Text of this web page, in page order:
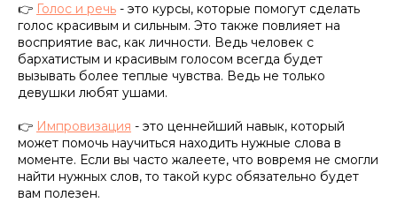
👉 Голос и речь - это курсы, которые помогут сделать
голос красивым и сильным. Это также повлияет на
восприятие вас, как личности. Ведь человек с
бархатистым и красивым голосом всегда будет
вызывать более теплые чувства. Ведь не только
девушки любят ушами.
👉 Импровизация - это ценнейший навык, который
может помочь научиться находить нужные слова в
моменте. Если вы часто жалеете, что вовремя не смогли
найти нужных слов, то такой курс обязательно будет
вам полезен.